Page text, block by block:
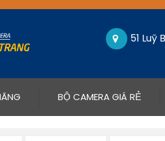
51 Luỹ
(CURRENT)BỘ CAMERA GIÁ RẺ